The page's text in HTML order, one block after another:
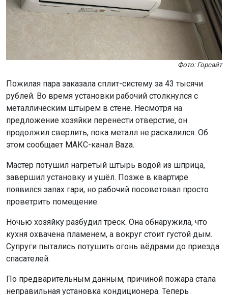
Фото: Горсайт
Пожилая пара заказала сплит-систему за 43 тысячи
рублей. Во время установки рабочий столкнулся с
металлическим штырем в стене. Несмотря на
предложение хозяйки перенести отверстие, он
продолжил сверлить, пока металл не раскалился. Об
этом сообщает МАКС-канал Baza.
Мастер потушил нагретый штырь водой из шприца,
завершил установку и ушёл. Позже в квартире
появился запах гари, но рабочий посоветовал просто
проветрить помещение.
Ночью хозяйку разбудил треск. Она обнаружила, что
кухня охвачена пламенем, а вокруг стоит густой дым.
Супруги пытались потушить огонь вёдрами до приезда
спасателей.
По предварительным данным, причиной пожара стала
неправильная установка кондиционера. Теперь